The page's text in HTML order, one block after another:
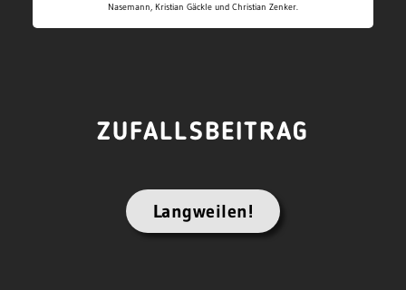
Nasemann, Kristian Gäckle und Christian Zenker.
ZUFALLSBEITRAG
Langweilen!